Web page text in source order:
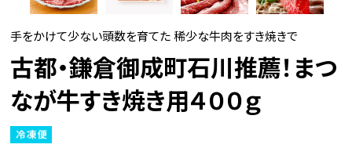
手をかけて少ない頭数を育てた 稀少な牛肉をすき焼きで
古都・鎌倉御成町石川推薦！まつ
なが牛すき焼き用４００ｇ